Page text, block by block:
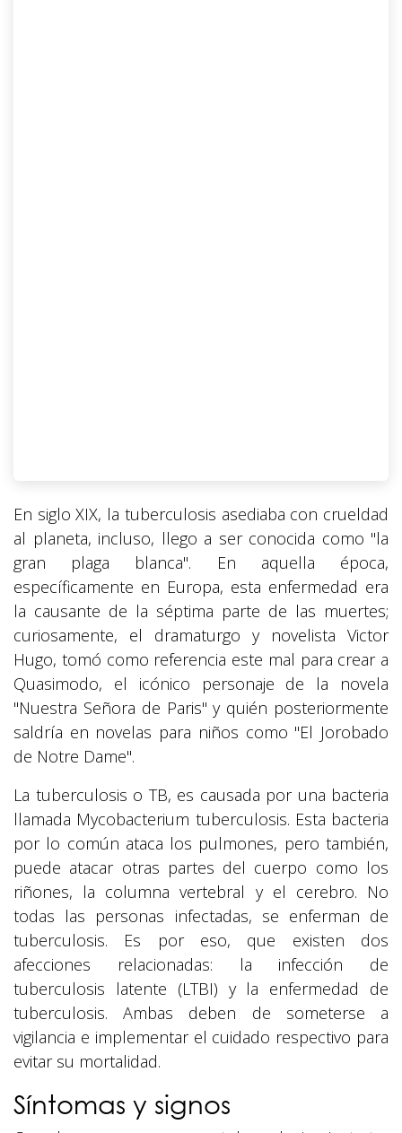
En siglo XIX, la tuberculosis asediaba con crueldad
al planeta, incluso, llego a ser conocida como "la
gran plaga blanca". En aquella época,
específicamente en Europa, esta enfermedad era
la causante de la séptima parte de las muertes;
curiosamente, el dramaturgo y novelista Victor
Hugo, tomó como referencia este mal para crear a
Quasimodo, el icónico personaje de la novela
"Nuestra Señora de Paris" y quién posteriormente
saldría en novelas para niños como "El Jorobado
de Notre Dame".
La tuberculosis o TB, es causada por una bacteria
llamada Mycobacterium tuberculosis. Esta bacteria
por lo común ataca los pulmones, pero también,
puede atacar otras partes del cuerpo como los
riñones, la columna vertebral y el cerebro. No
todas las personas infectadas, se enferman de
tuberculosis. Es por eso, que existen dos
afecciones relacionadas: la infección de
tuberculosis latente (LTBI) y la enfermedad de
tuberculosis. Ambas deben de someterse a
vigilancia e implementar el cuidado respectivo para
evitar su mortalidad.
Síntomas y signos